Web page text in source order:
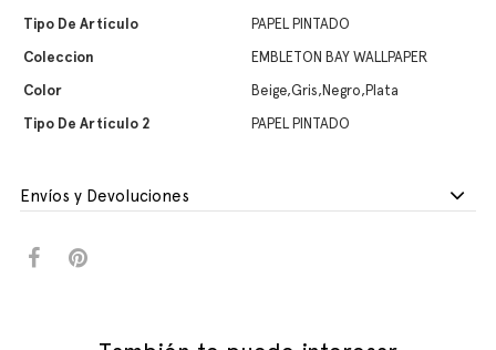
Tipo De Artículo
PAPEL PINTADO
Coleccion
EMBLETON BAY WALLPAPER
Color
Beige,Gris,Negro,Plata
Tipo De Artículo 2
PAPEL PINTADO
Envíos y Devoluciones